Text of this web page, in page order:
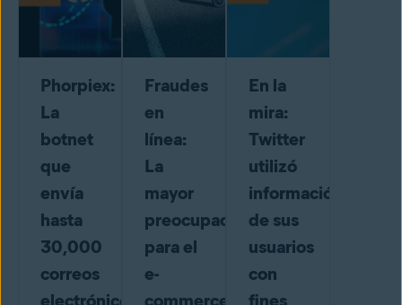
Phorpiex:
La
botnet
que
envía
hasta
30,000
correos
Fraudes
en
línea:
La
mayor
preocupación
para el
e-
En la
mira:
Twitter
utilizó
información
de sus
usuarios
con